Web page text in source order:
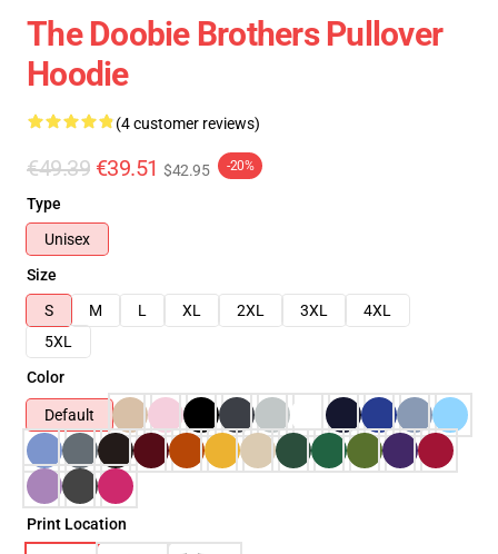
The Doobie Brothers Pullover
Hoodie
(4 customer reviews)
€49.39 €39.51 $42.95 -20%
Type
Unisex
Size
S
M L XL 2XL 3XL
4XL
5XL
Color
Default
Print Location